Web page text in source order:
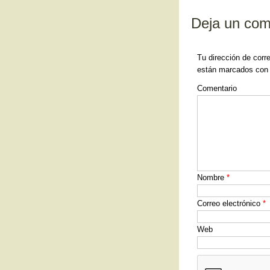
o
k
Deja un
Tu dirección de
están marcados con
Comentario
Nombre *
Correo electrónico *
Web